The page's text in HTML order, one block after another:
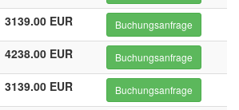
3139.00 EUR Buchungsanfrage
4238.00 EUR Buchungsanfrage
3139.00 EUR Buchungsanfrage